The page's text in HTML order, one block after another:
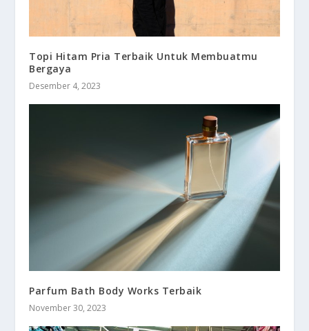
Topi Hitam Pria Terbaik Untuk Membuatmu
Bergaya
Desember 4, 2023
Parfum Bath Body Works Terbaik
November 30, 2023